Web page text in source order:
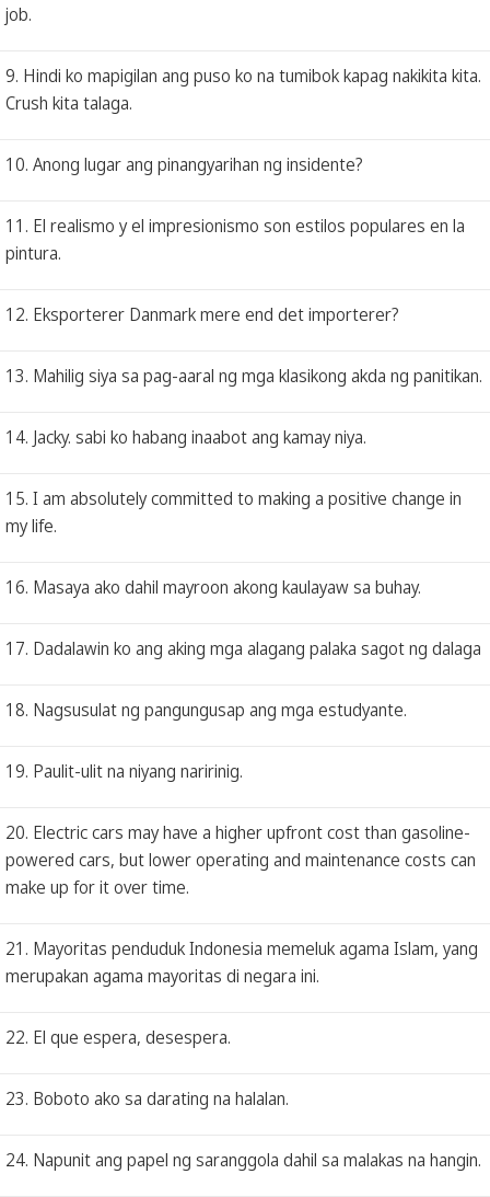
job.
9. Hindi ko mapigilan ang puso ko na tumibok kapag nakikita kita.
Crush kita talaga.
10. Anong lugar ang pinangyarihan ng insidente?
11. El realismo y el impresionismo son estilos populares en la
pintura.
12. Eksporterer Danmark mere end det importerer?
13. Mahilig siya sa pag-aaral ng mga klasikong akda ng panitikan.
14. Jacky. sabi ko habang inaabot ang kamay niya.
15. I am absolutely committed to making a positive change in
my life.
16. Masaya ako dahil mayroon akong kaulayaw sa buhay.
17. Dadalawin ko ang aking mga alagang palaka sagot ng dalaga
18. Nagsusulat ng pangungusap ang mga estudyante.
19. Paulit-ulit na niyang naririnig.
20. Electric cars may have a higher upfront cost than gasoline-
powered cars, but lower operating and maintenance costs can
make up for it over time.
21. Mayoritas penduduk Indonesia memeluk agama Islam, yang
merupakan agama mayoritas di negara ini.
22. El que espera, desespera.
23. Boboto ako sa darating na halalan.
24. Napunit ang papel ng saranggola dahil sa malakas na hangin.